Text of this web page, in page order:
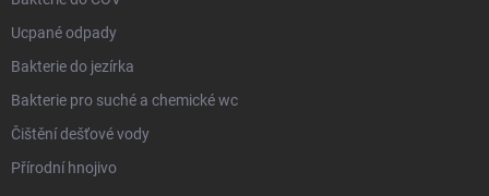
Ucpané odpady
Bakterie do jezírka
Bakterie pro suché a chemické wc
Čištění dešťové vody
Přírodní hnojivo